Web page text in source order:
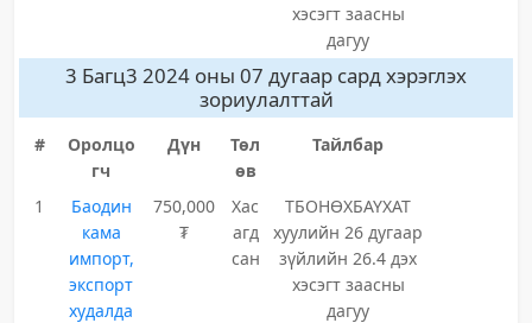
хэсэгт заасны
дагуу
3 Багц3 2024 оны 07 дугаар сард хэрэглэх
зориулалттай
#
Оролцо
гч
Дүн
Төл
өв
Тайлбар
1
Баодин
кама
импорт,
экспорт
худалда
750,000
₮
Хас
агд
сан
ТБОНӨХБАҮХАТ
хуулийн 26 дугаар
зүйлийн 26.4 дэх
хэсэгт заасны
дагуу